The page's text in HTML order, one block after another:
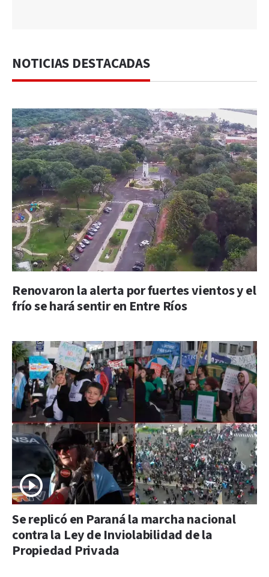
NOTICIAS DESTACADAS
Renovaron la alerta por fuertes vientos y el
frío se hará sentir en Entre Ríos
Se replicó en Paraná la marcha nacional
contra la Ley de Inviolabilidad de la
Propiedad Privada